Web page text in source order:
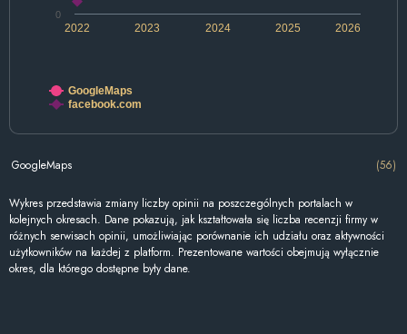
2022 2024 2026
2023 2025
0
GoogleMaps
facebook.com
GoogleMaps (56)
Wykres przedstawia zmiany liczby opinii na poszczególnych portalach w
kolejnych okresach. Dane pokazują, jak kształtowała się liczba recenzji firmy w
różnych serwisach opinii, umożliwiając porównanie ich udziału oraz aktywności
użytkowników na każdej z platform. Prezentowane wartości obejmują wyłącznie
okres, dla którego dostępne były dane.